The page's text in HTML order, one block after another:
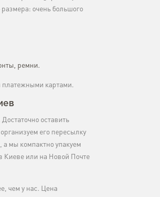
размера: очень большого
ремни.
платежными картами.
оставить
его пересылку
мы компактно упакуем
Киеве или на Новой Почте
чем у нас. Цена